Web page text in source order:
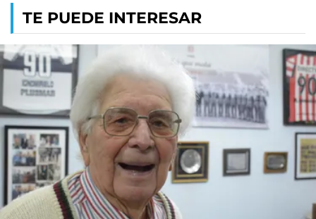
TE PUEDE INTERESAR